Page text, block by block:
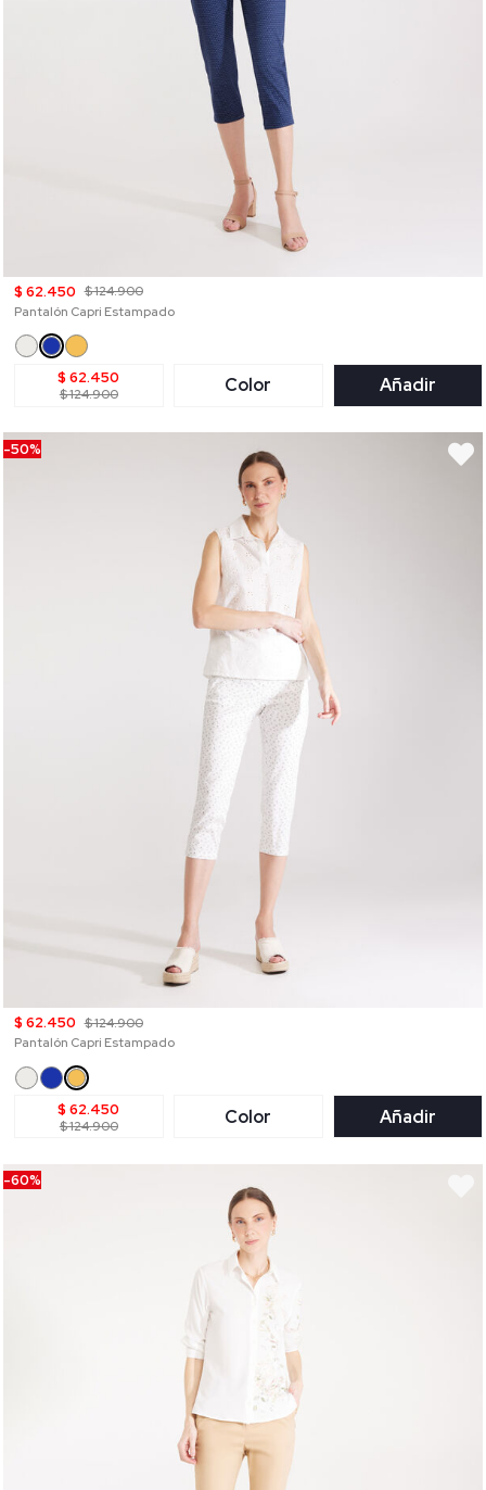
$ 62.450 $ 124.900
Pantalón Capri Estampado
$ 62.450
$ 124.900 Color Añadir
-50%
$ 62.450 $ 124.900
Pantalón Capri Estampado
$ 62.450
$ 124.900 Color Añadir
-60%